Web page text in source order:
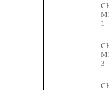
1
3